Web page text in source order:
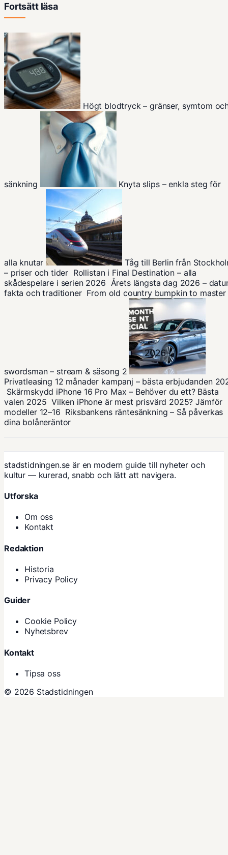
Fortsätt läsa
Högt blodtryck – gränser, symtom
sänkning Knyta slips – enkla steg för
alla knutar
Tåg till Berlin från
– priser och tider Rollistan i Final Destination – alla
skådespelare i serien 2026 Årets längsta dag 2026 –
fakta och traditioner From old country bumpkin to master
swordsman – stream & säsong 2
Privatleasing 12 månader kampanj – bästa erbjudanden
Skärmskydd iPhone 16 Pro Max – Behöver du ett? Bästa
valen 2025 Vilken iPhone är mest prisvärd 2025? Jämför
modeller 12–16 Riksbankens räntesänkning – Så påverkas
dina bolåneräntor
stadstidningen.se är en modern guide till nyheter och
kultur — kurerad, snabb och lätt att navigera.
Utforska
Om oss
Kontakt
Redaktion
Historia
Privacy Policy
Guider
Cookie Policy
Nyhetsbrev
Kontakt
Tipsa oss
© 2026 Stadstidningen